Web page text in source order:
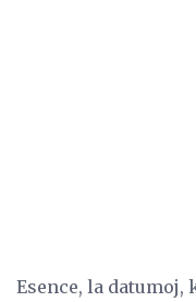
Esence, la